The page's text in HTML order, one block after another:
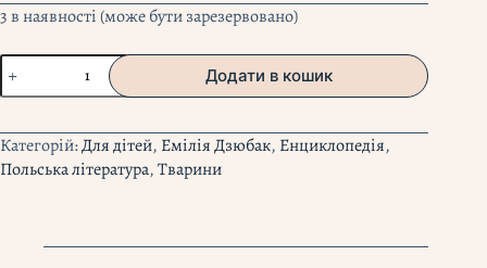
3 в наявності (може бути зарезервовано)
"Що
будують
Емілія
Дзюбак
кількість
Додати в кошик
Категорій:Для дітей, Емілія Дзюбак, Енциклопедія,
Польська література,Тварини